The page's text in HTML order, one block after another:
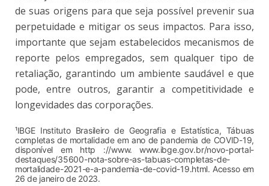
de suas origens para que seja possível prevenir sua
perpetuidade e mitigar os seus impactos. Para isso,
importante que sejam estabelecidos mecanismos de
reporte pelos empregados, sem qualquer tipo de
retaliação, garantindo um ambiente saudável e que
pode, entre outros, garantir a competitividade e
longevidades das corporações.
¹IBGE Instituto Brasileiro de Geografia e Estatística, Tábuas
completas de mortalidade em ano de pandemia de COVID-19,
disponível em http ://www.
www.ibge.gov.br/novo-portal-
destaques/35600-nota-sobre-as-tabuas-completas-de-
mortalidade-2021-e-a-pandemia-de-covid-19.html. Acesso em
26 de janeiro de 2023.